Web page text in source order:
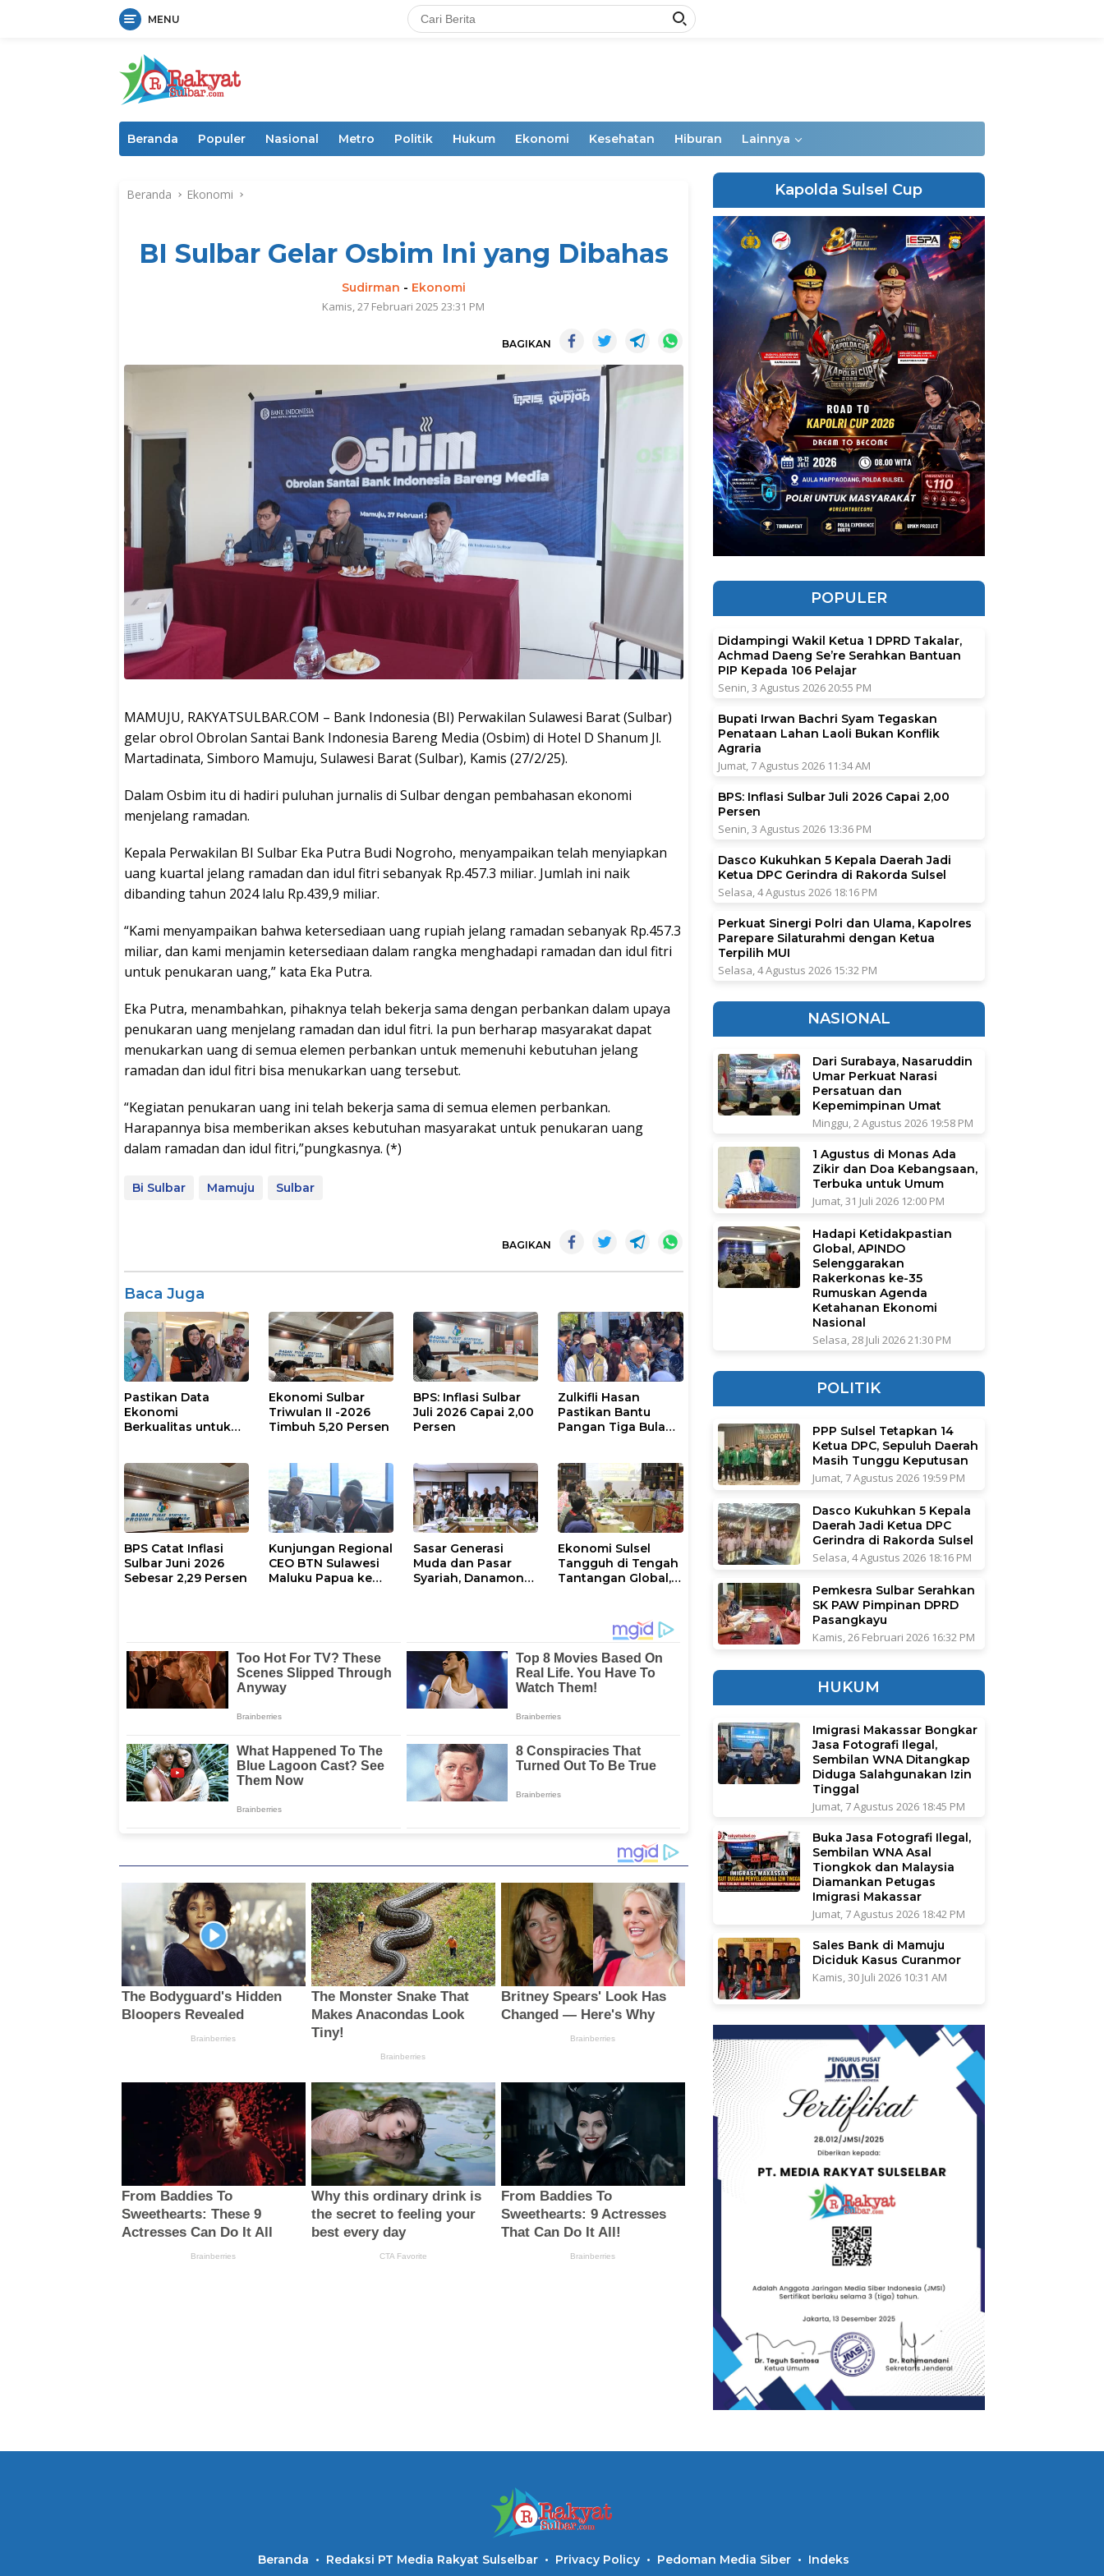
MENU
Beranda Populer Nasional Metro Politik Hukum Ekonomi Kesehatan Hiburan Lainnya
Beranda Ekonomi
BI Sulbar Gelar Osbim Ini yang Dibahas
Sudirman - Ekonomi
Kamis, 27 Februari 2025 23:31 PM
BAGIKAN
MAMUJU, RAKYATSULBAR.COM – Bank Indonesia (BI) Perwakilan Sulawesi Barat (Sulbar)
gelar obrol Obrolan Santai Bank Indonesia Bareng Media (Osbim) di Hotel D Shanum Jl.
Martadinata, Simboro Mamuju, Sulawesi Barat (Sulbar), Kamis (27/2/25).
Dalam Osbim itu di hadiri puluhan jurnalis di Sulbar dengan pembahasan ekonomi
menjelang ramadan.
Kepala Perwakilan BI Sulbar Eka Putra Budi Nogroho, menyampaikan telah menyiapkan
uang kuartal jelang ramadan dan idul fitri sebanyak Rp.457.3 miliar. Jumlah ini naik
dibanding tahun 2024 lalu Rp.439,9 miliar.
“Kami menyampaikan bahwa ketersediaan uang rupiah jelang ramadan sebanyak Rp.457.3
miliar, dan kami menjamin ketersediaan dalam rangka menghadapi ramadan dan idul fitri
untuk penukaran uang,” kata Eka Putra.
Eka Putra, menambahkan, pihaknya telah bekerja sama dengan perbankan dalam upaya
penukaran uang menjelang ramadan dan idul fitri. Ia pun berharap masyarakat dapat
menukarkan uang di semua elemen perbankan untuk memenuhi kebutuhan jelang
ramadan dan idul fitri bisa menukarkan uang tersebut.
“Kegiatan penukaran uang ini telah bekerja sama di semua elemen perbankan.
Harapannya bisa memberikan akses kebutuhan masyarakat untuk penukaran uang
dalam ramadan dan idul fitri,”pungkasnya. (*)
Bi Sulbar Mamuju Sulbar
BAGIKAN
Baca Juga
Pastikan Data
Ekonomi
Berkualitas untuk
dan Pemprov Sulbar
Supervisi Lapangan
SE2026
Ekonomi Sulbar
Triwulan II -2026
Timbuh 5,20 Persen
BPS: Inflasi Sulbar
Juli 2026 Capai 2,00
Persen
Zulkifli Hasan
Pastikan Bantu
Pangan Tiga Bulan
BPS Catat Inflasi
Sulbar Juni 2026
Sebesar 2,29 Persen
Kunjungan Regional
CEO BTN Sulawesi
Maluku Papua ke
Sasar Generasi
Muda dan Pasar
Syariah, Danamon
Ekonomi Sulsel
Tangguh di Tengah
Tantangan Global,
Transportasi
Kapolda Sulsel Cup
POPULER
Didampingi Wakil Ketua 1 DPRD Takalar,
Achmad Daeng Se’re Serahkan Bantuan
PIP Kepada 106 Pelajar
Senin, 3 Agustus 2026 20:55 PM
Bupati Irwan Bachri Syam Tegaskan
Penataan Lahan Laoli Bukan Konflik
Agraria
Jumat, 7 Agustus 2026 11:34 AM
BPS: Inflasi Sulbar Juli 2026 Capai 2,00
Persen
Senin, 3 Agustus 2026 13:36 PM
Dasco Kukuhkan 5 Kepala Daerah Jadi
Ketua DPC Gerindra di Rakorda Sulsel
Selasa, 4 Agustus 2026 18:16 PM
Perkuat Sinergi Polri dan Ulama, Kapolres
Parepare Silaturahmi dengan Ketua
Terpilih MUI
Selasa, 4 Agustus 2026 15:32 PM
NASIONAL
Dari Surabaya, Nasaruddin
Umar Perkuat Narasi
Persatuan dan
Kepemimpinan Umat
Minggu, 2 Agustus 2026 19:58 PM
1 Agustus di Monas Ada
Zikir dan Doa Kebangsaan,
Terbuka untuk Umum
Jumat, 31 Juli 2026 12:00 PM
Hadapi Ketidakpastian
Global, APINDO
Selenggarakan
Rakerkonas ke-35
Rumuskan Agenda
Ketahanan Ekonomi
Nasional
Selasa, 28 Juli 2026 21:30 PM
POLITIK
PPP Sulsel Tetapkan 14
Ketua DPC, Sepuluh Daerah
Masih Tunggu Keputusan
Jumat, 7 Agustus 2026 19:59 PM
Dasco Kukuhkan 5 Kepala
Daerah Jadi Ketua DPC
Gerindra di Rakorda Sulsel
Selasa, 4 Agustus 2026 18:16 PM
Pemkesra Sulbar Serahkan
SK PAW Pimpinan DPRD
Pasangkayu
Kamis, 26 Februari 2026 16:32 PM
HUKUM
Imigrasi Makassar Bongkar
Jasa Fotografi Ilegal,
Sembilan WNA Ditangkap
Diduga Salahgunakan Izin
Tinggal
Jumat, 7 Agustus 2026 18:45 PM
Buka Jasa Fotografi Ilegal,
Sembilan WNA Asal
Tiongkok dan Malaysia
Diamankan Petugas
Imigrasi Makassar
Jumat, 7 Agustus 2026 18:42 PM
Sales Bank di Mamuju
Diciduk Kasus Curanmor
Kamis, 30 Juli 2026 10:31 AM
Beranda Redaksi PT Media Rakyat Sulselbar Privacy Policy Pedoman Media Siber Indeks